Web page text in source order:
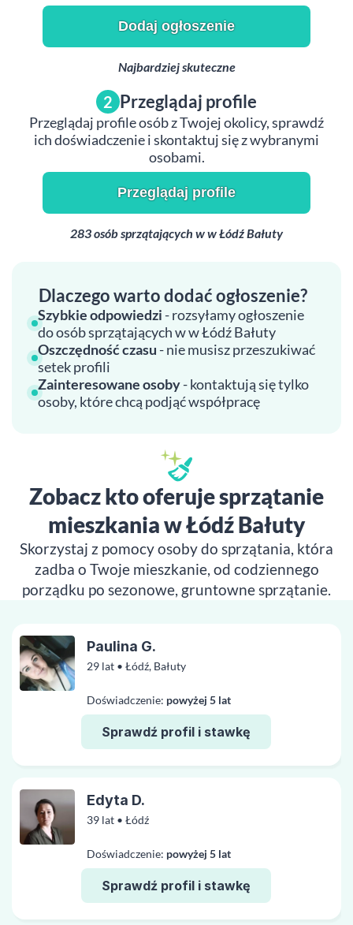
Dodaj ogłoszenie
Najbardziej skuteczne
2 Przeglądaj profile
Przeglądaj profile osób z Twojej okolicy, sprawdź
ich doświadczenie i skontaktuj się z wybranymi
osobami.
Przeglądaj profile
283 osób sprzątających w w Łódź Bałuty
Dlaczego warto dodać ogłoszenie?
Szybkie odpowiedzi - rozsyłamy ogłoszenie
do osób sprzątających w w Łódź Bałuty
Oszczędność czasu - nie musisz przeszukiwać
setek profili
Zainteresowane osoby- kontaktują się tylko
osoby, które chcą podjąć współpracę
Zobacz kto oferuje sprzątanie
mieszkania w Łódź Bałuty
Skorzystaj z pomocy osoby do sprzątania, która
zadba o Twoje mieszkanie, od codziennego
porządku po sezonowe, gruntowne sprzątanie.
29 lat • Łódź, Bałuty
Doświadczenie: powyżej 5 lat
Sprawdź profil i stawkę
Paulina G.
39 lat • Łódź
Doświadczenie: powyżej 5 lat
Sprawdź profil i stawkę
Edyta D.